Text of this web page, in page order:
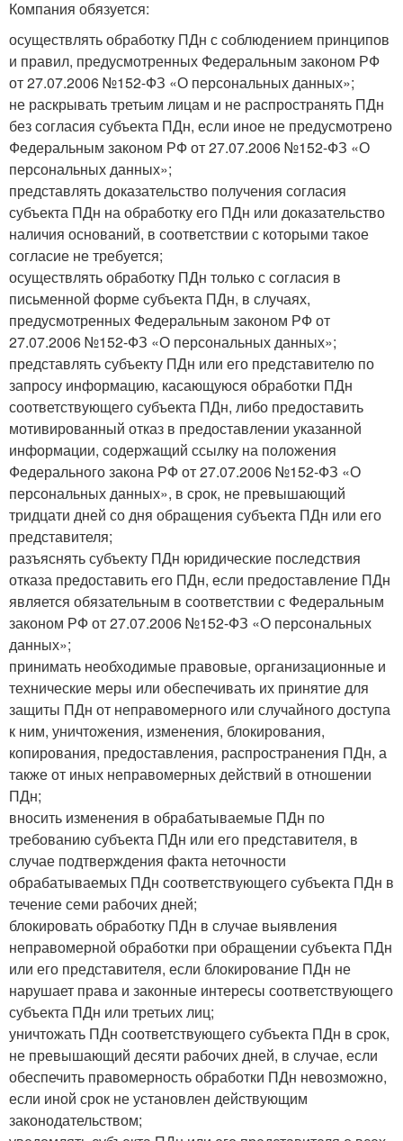
Компания обязуется:
осуществлять обработку ПДн с соблюдением принципов
и правил, предусмотренных Федеральным законом РФ
от 27.07.2006 №152-ФЗ «О персональных данных»;
не раскрывать третьим лицам и не распространять ПДн
без согласия субъекта ПДн, если иное не предусмотрено
Федеральным законом РФ от 27.07.2006 №152-ФЗ «О
персональных данных»;
представлять доказательство получения согласия
субъекта ПДн на обработку его ПДн или доказательство
наличия оснований, в соответствии с которыми такое
согласие не требуется;
осуществлять обработку ПДн только с согласия в
письменной форме субъекта ПДн, в случаях,
предусмотренных Федеральным законом РФ от
27.07.2006 №152-ФЗ «О персональных данных»;
представлять субъекту ПДн или его представителю по
запросу информацию, касающуюся обработки ПДн
соответствующего субъекта ПДн, либо предоставить
мотивированный отказ в предоставлении указанной
информации, содержащий ссылку на положения
Федерального закона РФ от 27.07.2006 №152-ФЗ «О
персональных данных», в срок, не превышающий
тридцати дней со дня обращения субъекта ПДн или его
представителя;
разъяснять субъекту ПДн юридические последствия
отказа предоставить его ПДн, если предоставление ПДн
является обязательным в соответствии с Федеральным
законом РФ от 27.07.2006 №152-ФЗ «О персональных
данных»;
принимать необходимые правовые, организационные и
технические меры или обеспечивать их принятие для
защиты ПДн от неправомерного или случайного доступа
к ним, уничтожения, изменения, блокирования,
копирования, предоставления, распространения ПДн, а
также от иных неправомерных действий в отношении
ПДн;
вносить изменения в обрабатываемые ПДн по
требованию субъекта ПДн или его представителя, в
случае подтверждения факта неточности
обрабатываемых ПДн соответствующего субъекта ПДн в
течение семи рабочих дней;
блокировать обработку ПДн в случае выявления
неправомерной обработки при обращении субъекта ПДн
или его представителя, если блокирование ПДн не
нарушает права и законные интересы соответствующего
субъекта ПДн или третьих лиц;
уничтожать ПДн соответствующего субъекта ПДн в срок,
не превышающий десяти рабочих дней, в случае, если
обеспечить правомерность обработки ПДн невозможно,
если иной срок не установлен действующим
законодательством;